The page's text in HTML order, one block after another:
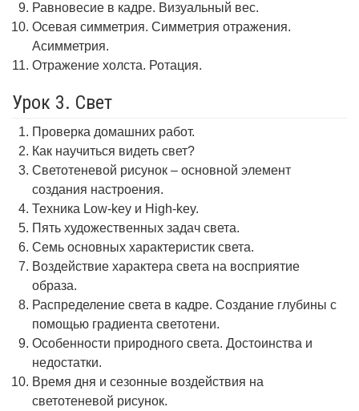
Равновесие в кадре. Визуальный вес.
Осевая симметрия. Симметрия отражения.
Асимметрия.
Отражение холста. Ротация.
Урок 3. Свет
Проверка домашних работ.
Как научиться видеть свет?
Светотеневой рисунок – основной элемент
создания настроения.
Техника Low-key и High-key.
Пять художественных задач света.
Семь основных характеристик света.
Воздействие характера света на восприятие
образа.
Распределение света в кадре. Создание глубины с
помощью градиента светотени.
Особенности природного света. Достоинства и
недостатки.
Время дня и сезонные воздействия на
светотеневой рисунок.